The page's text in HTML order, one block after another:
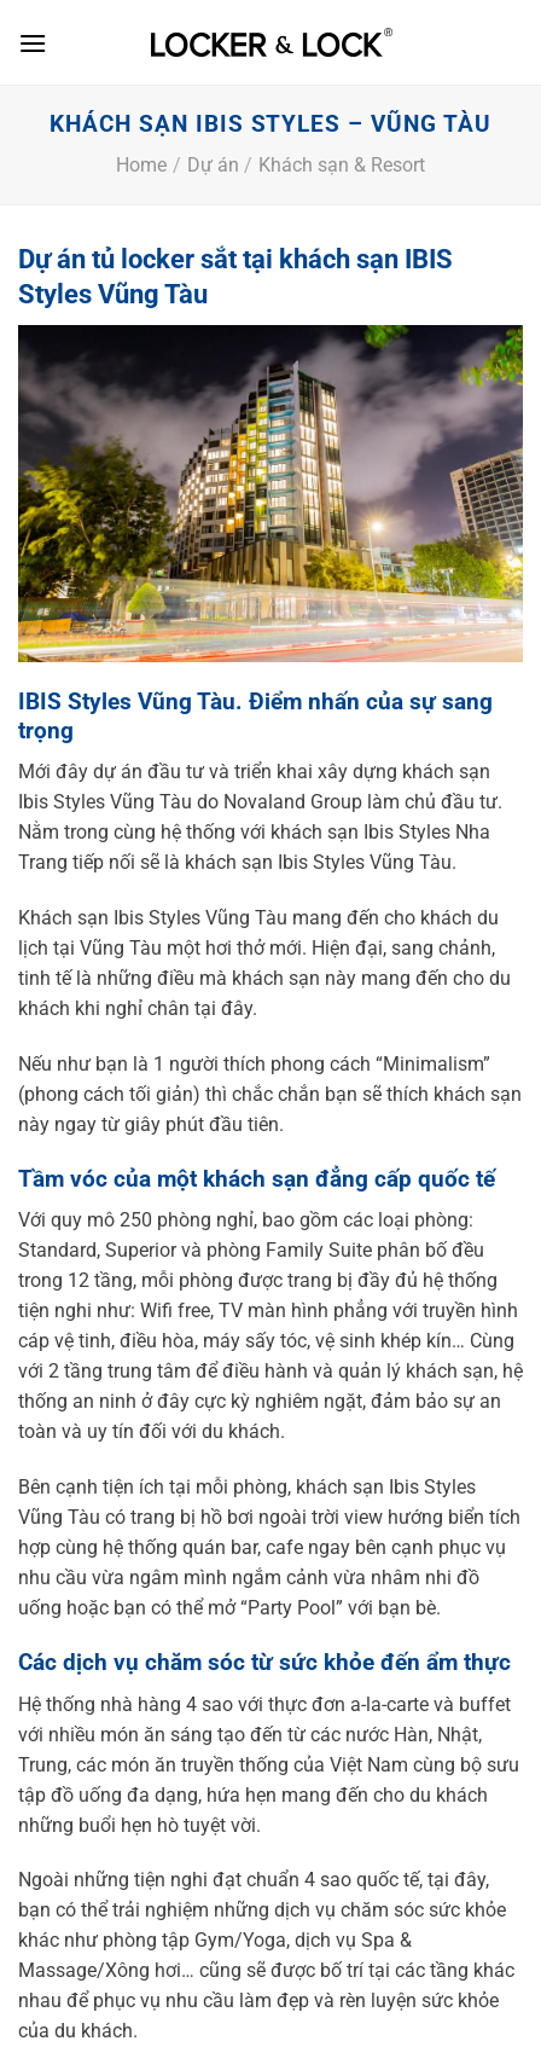
KHÁCH SẠN IBIS STYLES – VŨNG TÀU
Home / Dự án / Khách sạn & Resort
Dự án tủ locker sắt tại khách sạn IBIS
Styles Vũng Tàu
IBIS Styles Vũng Tàu. Điểm nhấn của sự sang
trọng
Mới đây dự án đầu tư và triển khai xây dựng khách sạn
Ibis Styles Vũng Tàu do Novaland Group làm chủ đầu tư.
Nằm trong cùng hệ thống với khách sạn Ibis Styles Nha
Trang tiếp nối sẽ là khách sạn Ibis Styles Vũng Tàu.
Khách sạn Ibis Styles Vũng Tàu mang đến cho khách du
lịch tại Vũng Tàu một hơi thở mới. Hiện đại, sang chảnh,
tinh tế là những điều mà khách sạn này mang đến cho du
khách khi nghỉ chân tại đây.
Nếu như bạn là 1 người thích phong cách “Minimalism”
(phong cách tối giản) thì chắc chắn bạn sẽ thích khách sạn
này ngay từ giây phút đầu tiên.
Tầm vóc của một khách sạn đẳng cấp quốc tế
Với quy mô 250 phòng nghỉ, bao gồm các loại phòng:
Standard, Superior và phòng Family Suite phân bố đều
trong 12 tầng, mỗi phòng được trang bị đầy đủ hệ thống
tiện nghi như: Wifi free, TV màn hình phẳng với truyền hình
cáp vệ tinh, điều hòa, máy sấy tóc, vệ sinh khép kín… Cùng
với 2 tầng trung tâm để điều hành và quản lý khách sạn, hệ
thống an ninh ở đây cực kỳ nghiêm ngặt, đảm bảo sự an
toàn và uy tín đối với du khách.
Bên cạnh tiện ích tại mỗi phòng, khách sạn Ibis Styles
Vũng Tàu có trang bị hồ bơi ngoài trời view hướng biển tích
hợp cùng hệ thống quán bar, cafe ngay bên cạnh phục vụ
nhu cầu vừa ngâm mình ngắm cảnh vừa nhâm nhi đồ
uống hoặc bạn có thể mở “Party Pool” với bạn bè.
Các dịch vụ chăm sóc từ sức khỏe đến ẩm thực
Hệ thống nhà hàng 4 sao với thực đơn a-la-carte và buffet
với nhiều món ăn sáng tạo đến từ các nước Hàn, Nhật,
Trung, các món ăn truyền thống của Việt Nam cùng bộ sưu
tập đồ uống đa dạng, hứa hẹn mang đến cho du khách
những buổi hẹn hò tuyệt vời.
Ngoài những tiện nghi đạt chuẩn 4 sao quốc tế, tại đây,
bạn có thể trải nghiệm những dịch vụ chăm sóc sức khỏe
khác như phòng tập Gym/Yoga, dịch vụ Spa &
Massage/Xông hơi… cũng sẽ được bố trí tại các tầng khác
nhau để phục vụ nhu cầu làm đẹp và rèn luyện sức khỏe
của du khách.